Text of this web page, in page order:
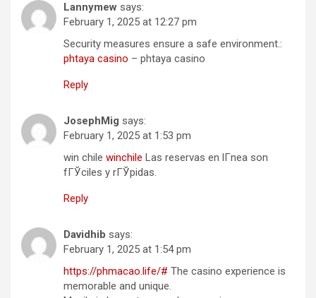
Lannymew says:
February 1, 2025 at 12:27 pm
Security measures ensure a safe environment.:
phtaya casino – phtaya casino
Reply
JosephMig says:
February 1, 2025 at 1:53 pm
win chile winchile Las reservas en lГ­nea son
fГЎciles y rГЎpidas.
Reply
Davidhib says:
February 1, 2025 at 1:54 pm
https://phmacao.life/# The casino experience is
memorable and unique.